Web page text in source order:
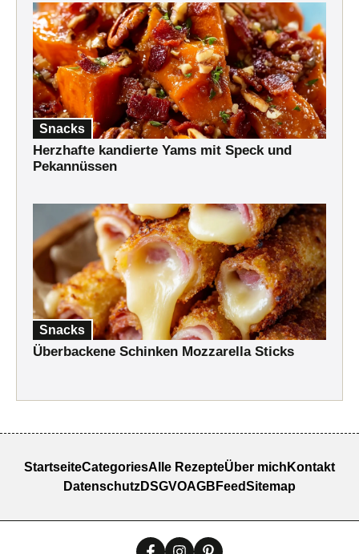
Snacks
Herzhafte kandierte Yams mit Speck und
Pekannüssen
Snacks
Überbackene Schinken Mozzarella Sticks
StartseiteCategoriesAlle RezepteÜber mich Kontakt
DatenschutzDSGVOAGB FeedSitemap